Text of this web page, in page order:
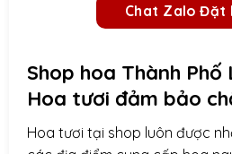
Chat Zalo Đặt
Shop hoa Thành Phố
Hoa tươi đảm bảo
Hoa tươi tại shop luôn được